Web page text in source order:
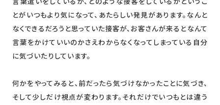
とがいつもより気になって、あたらしい発見があります。なんと
なくできるだろうと思っていた接客が、お客さんが来るとなんて
言葉をかけていいのかさえわからなくなってしまっている自分
に気づいたりしています。
何かをやってみると、前だったら気づけなかったことに気づき、
そして少しだけ視点が変わります。それだけでいつもとは違う